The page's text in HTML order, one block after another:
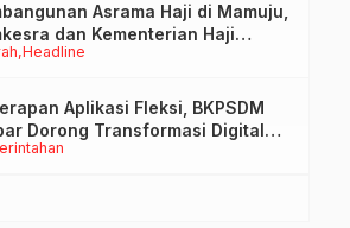
Headline
Asrama Haji di Mamuju,
dan Kementerian Haji
Tinjau Lokasi
Aplikasi Fleksi, BKPSDM
Dorong Transformasi Digital
Kehadiran ASN